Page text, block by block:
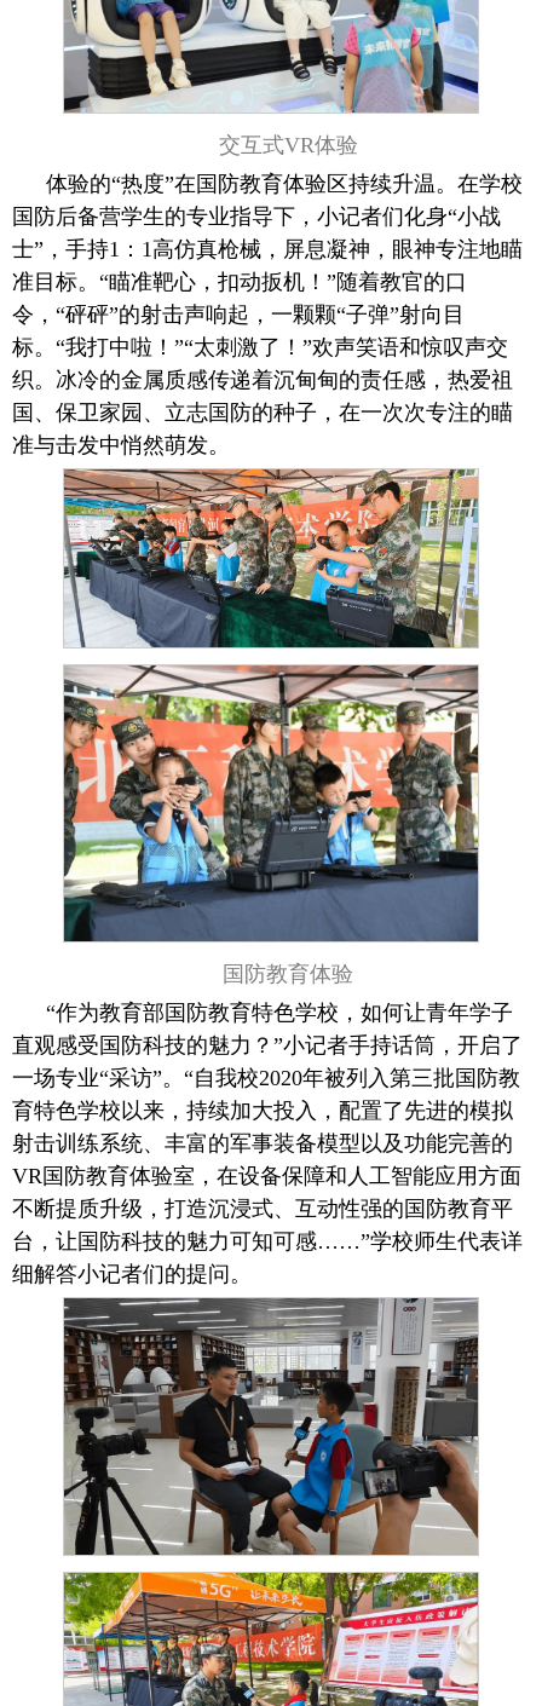
交互式VR体验
体验的“热度”在国防教育体验区持续升温。在学校
国防后备营学生的专业指导下，小记者们化身“小战
士”，手持1：1高仿真枪械，屏息凝神，眼神专注地瞄
准目标。“瞄准靶心，扣动扳机！”随着教官的口
令，“砰砰”的射击声响起，一颗颗“子弹”射向目
标。“我打中啦！”“太刺激了！”欢声笑语和惊叹声交
织。冰冷的金属质感传递着沉甸甸的责任感，热爱祖
国、保卫家园、立志国防的种子，在一次次专注的瞄
准与击发中悄然萌发。
国防教育体验
“作为教育部国防教育特色学校，如何让青年学子
直观感受国防科技的魅力？”小记者手持话筒，开启了
一场专业“采访”。“自我校2020年被列入第三批国防教
育特色学校以来，持续加大投入，配置了先进的模拟
射击训练系统、丰富的军事装备模型以及功能完善的
VR国防教育体验室，在设备保障和人工智能应用方面
不断提质升级，打造沉浸式、互动性强的国防教育平
台，让国防科技的魅力可知可感……”学校师生代表详
细解答小记者们的提问。